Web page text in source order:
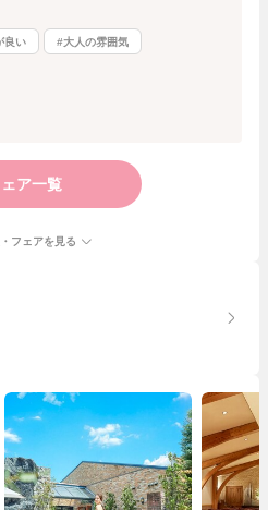
良い #大人の雰囲気
ア一覧
フェアを見る